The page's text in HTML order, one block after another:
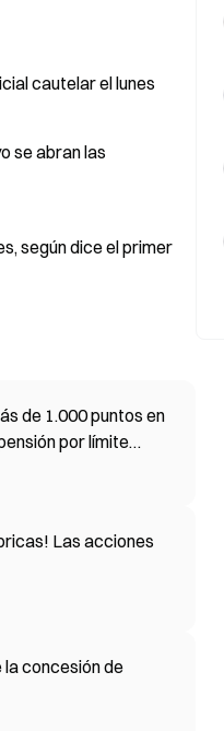
cautelar el lunes
se abran las
según dice el primer
de 1.000 puntos en
por límite
Las acciones
la concesión de